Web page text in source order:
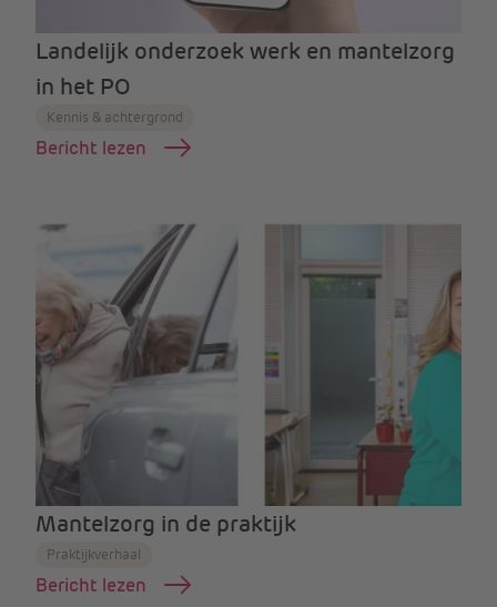
Landelijk onderzoek werk en mantelzorg
in het PO
Kennis & achtergrond
Bericht lezen
Mantelzorg in de praktijk
Praktijkverhaal
Bericht lezen